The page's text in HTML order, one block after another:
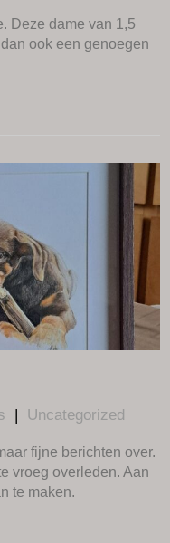
Deze dame van 1,5
ook een genoegen
Uncategorized
fijne berichten over.
vroeg overleden. Aan
te maken.